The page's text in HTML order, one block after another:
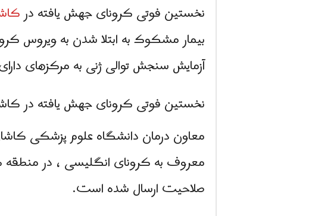
نخستین فوتی کرونای جهش یافته در
بیمار مشکوک به ابتلا شدن به ویروس
آزمایش سنجش توالی ژنی به مرکزهای
نخستین فوتی کرونای جهش یافته در
معاون درمان دانشگاه علوم پزشکی
معروف به کرونای انگلیسی ، در منطقه
صلاحیت ارسال شده است.